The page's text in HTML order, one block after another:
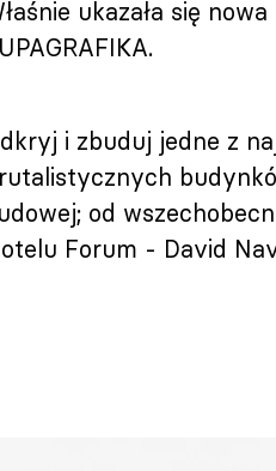
ukazała się
i zbuduj jedne z
od
Forum - David